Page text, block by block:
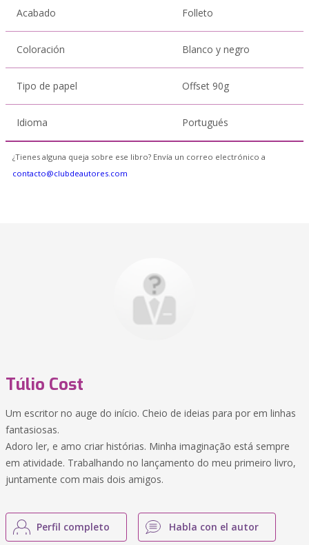
Acabado Folleto
Coloración Blanco y negro
Tipo de papel Offset 90g
Idioma Portugués
¿Tienes alguna queja sobre ese libro? Envía un correo electrónico a
contacto@clubdeautores.com
Túlio Cost
Um escritor no auge do início. Cheio de ideias para por em linhas
fantasiosas.
Adoro ler, e amo criar histórias. Minha imaginação está sempre
em atividade. Trabalhando no lançamento do meu primeiro livro,
juntamente com mais dois amigos.
Perfil completo Habla con el autor